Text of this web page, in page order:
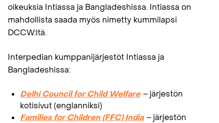
oikeuksia Intiassa ja Bangladeshissa. Intiassa on
mahdollista saada myös nimetty kummilapsi
DCCW:ltä.
Interpedian kumppanijärjestöt Intiassa ja
Bangladeshissa:
Delhi Council for Child Welfare–järjestön
kotisivut (englanniksi)
Families for Children (FFC) India–järjestön